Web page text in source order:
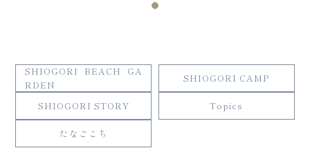
SHIOGORI BEACH GA
RDEN
SHIOGORI CAMP
SHIOGORI STORY Topics
たなごこち